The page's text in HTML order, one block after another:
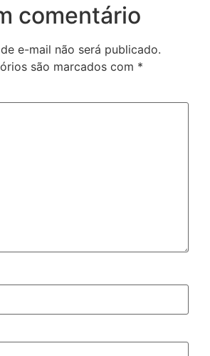
comentário
e-mail não será publicado.
são marcados com *